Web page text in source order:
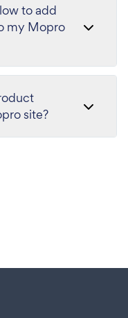
to add
my Mopro
site?